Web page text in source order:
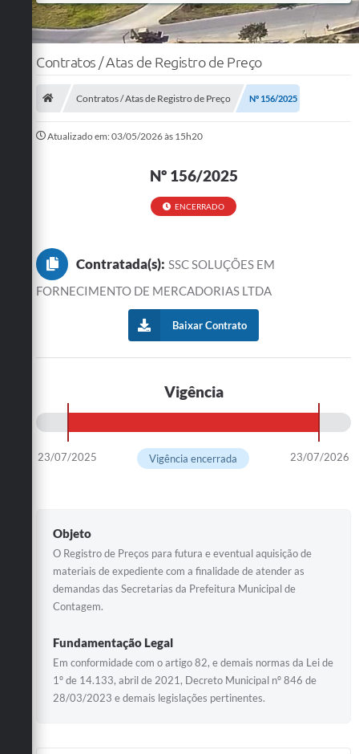
Contratos / Atas de Registro de Preço
Contratos / Atas de Registro de Preço Nº 156/2025
Atualizado em: 03/05/2026 às 15h20
Nº 156/2025
ENCERRADO
Contratada(s): SSC SOLUÇÕES EM
FORNECIMENTO DE MERCADORIAS LTDA
Baixar Contrato
Vigência
23/07/2025 23/07/2026
Vigência encerrada
Objeto
O Registro de Preços para futura e eventual aquisição de
materiais de expediente com a finalidade de atender as
demandas das Secretarias da Prefeitura Municipal de
Contagem.
Fundamentação Legal
Em conformidade com o artigo 82, e demais normas da Lei de
1º de 14.133, abril de 2021, Decreto Municipal nº 846 de
28/03/2023 e demais legislações pertinentes.